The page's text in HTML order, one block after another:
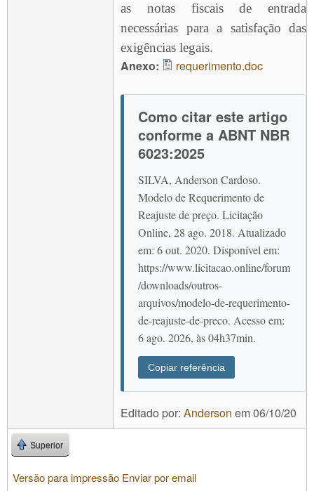
as notas fiscais de entrada
necessárias para a satisfação das
exigências legais.
Anexo: requerimento.doc
Como citar este artigo
conforme a ABNT NBR
6023:2025
SILVA, Anderson Cardoso.
Modelo de Requerimento de
Reajuste de preço. Licitação
Online, 28 ago. 2018. Atualizado
em: 6 out. 2020. Disponível em:
https://www.licitacao.online/forum
/downloads/outros-
arquivos/modelo-de-requerimento-
de-reajuste-de-preco. Acesso em:
6 ago. 2026, às 04h37min.
Copiar referência
Editado por: Anderson em06/10/20
Superior
Versão para impressão Enviar por email